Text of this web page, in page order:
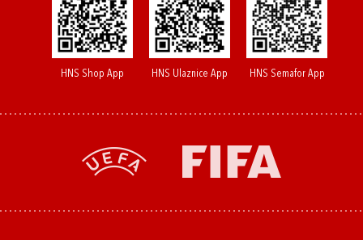
HNS Shop App HNS Ulaznice App HNS Semafor App